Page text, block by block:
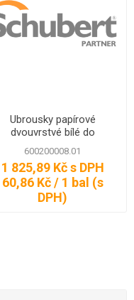
Ubrousky papírové
dvouvrstvé bílé do
21 x 16 cm, 200
ks
600200008.01
1 825,89 Kč s DPH
60,86 Kč / 1 bal (s
DPH)